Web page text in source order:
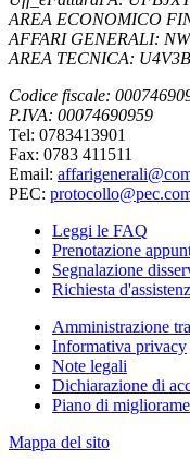
AREA ECONOMICO
AFFARI GENERALI:
AREA TECNICA:
Codice fiscale:
P.IVA: 00074690959
Tel: 0783413901
Fax: 0783 411511
Email:
PEC:
Leggi le FAQ
Prenotazione
Segnalazione
Richiesta
Amministrazione
Informativa privacy
Note legali
Dichiarazione di
Piano di
Mappa del sito